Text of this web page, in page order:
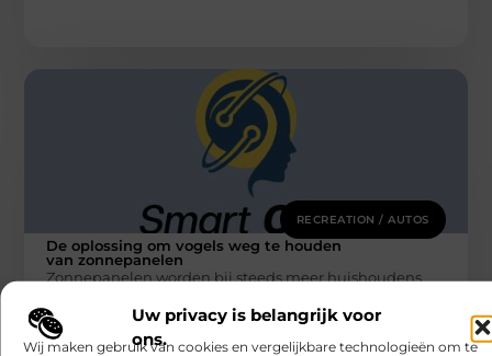
Uw privacy is belangrijk voor
ons.
Wij maken gebruik van cookies en vergelijkbare technologieën om te
RECREATION / AUTOS
De oplossing om vogels weg te houden
van zonnepanelen
Zonnepanelen worden bij steeds meer huishoudens
te wekken. Om de duurzame productie
Smartclub